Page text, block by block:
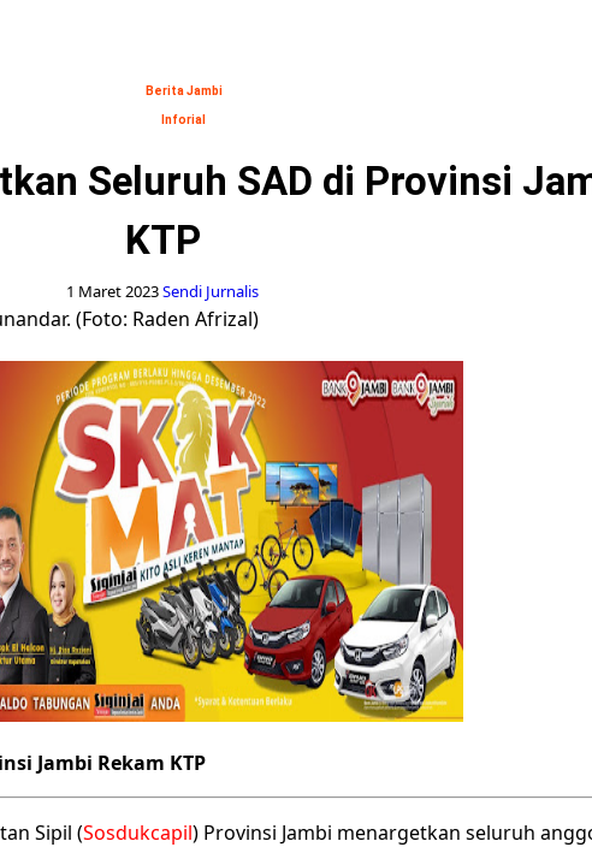
Berita Jambi
Inforial
Seluruh SAD di Provinsi
KTP
1 Maret 2023Sendi Jurnalis
Jambi Rekam KTP
Sipil (Sosdukcapil) Provinsi Jambi menargetkan seluruh